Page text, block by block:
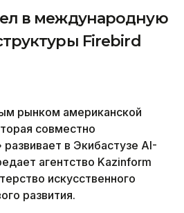
в международную
Firebird
рынком американской
совместно
в Экибастузе AI-
агентство Kazinform
искусственного
развития.